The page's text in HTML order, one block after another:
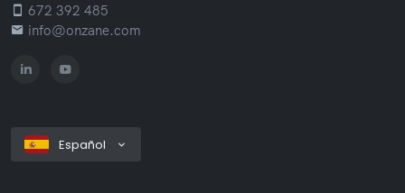
672 392 485
info@onzane.com
Español